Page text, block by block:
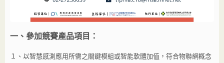
一、參加競賽產品項目：
１、以智慧感測應用所需之關鍵模組或智能軟體加值，符合物聯網概念